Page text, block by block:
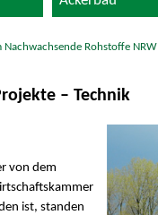
Nachwachsende Rohstoffe NRW
– Technik
von dem
ist, standen